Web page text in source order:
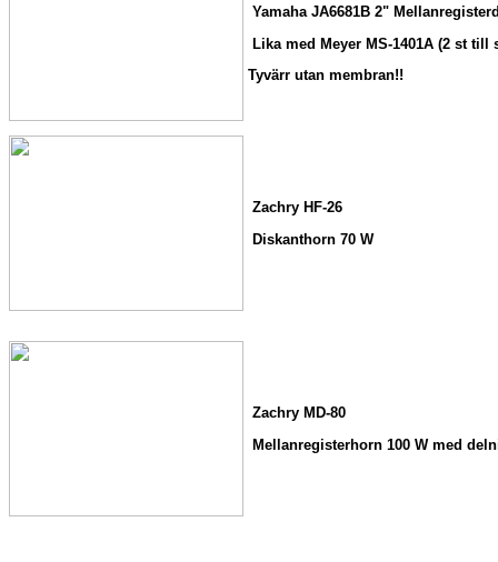
Yamaha JA6681B 2"
Lika med Meyer MS-1401A (2 st till
Tyvärr utan membran!!
Zachry HF-26
Diskanthorn 70 W
Zachry MD-80
Mellanregisterhorn 100 W med